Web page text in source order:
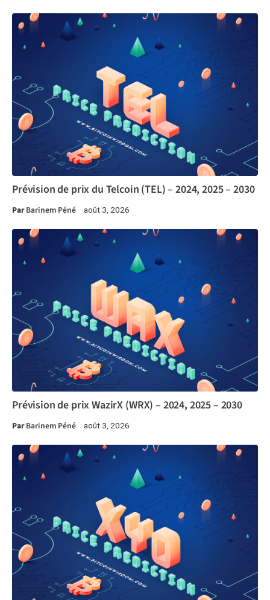
Prévision de prix du Telcoin (TEL) – 2024, 2025 – 2030
ParBarinem Péné août 3, 2026
Prévision de prix WazirX (WRX) – 2024, 2025 – 2030
ParBarinem Péné août 3, 2026